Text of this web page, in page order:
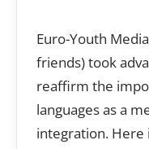
Euro-Youth
friends) took
reaffirm the
languages ​​as a
integration. Here